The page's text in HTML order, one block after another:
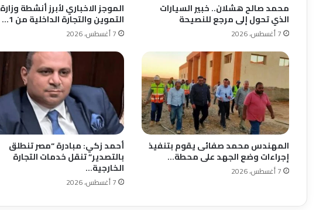
محمد صالح هشلان.. خبير السيارات
الذي تحول إلى مرجع للنصيحة
7 أغسطس، 2026
الموجز الاخباري لأبرز أنشطة وزارة
التموين والتجارة الداخلية من 1…
7 أغسطس، 2026
المهندس محمد صفائى يقوم بتنفيذ
إجراءات وضع الجهد على محطة…
7 أغسطس، 2026
أحمد زكي: مبادرة “مصر تنطلق
بالتصدير” تنقل خدمات التجارة
الخارجية…
7 أغسطس، 2026